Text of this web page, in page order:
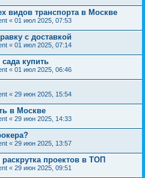
видов транспорта в Москве
« 01 июл 2025, 07:53
с доставкой
« 01 июл 2025, 07:14
купить
« 01 июл 2025, 06:46
« 29 июн 2025, 15:54
в Москве
« 29 июн 2025, 14:33
« 29 июн 2025, 13:57
проектов в ТОП
« 29 июн 2025, 09:51